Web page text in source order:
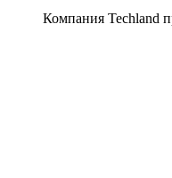
Компания Techland